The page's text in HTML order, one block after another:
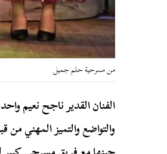
من مسرحية حلم جميل
الفنان القدير ناجح نعيم
والتواضع والتميز المهني